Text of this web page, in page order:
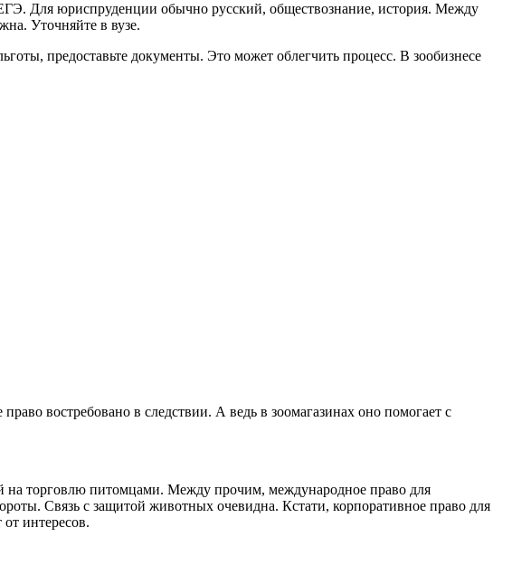
ЕГЭ. Для юриспруденции обычно русский, обществознание, история. Между
Уточняйте в вузе.
предоставьте документы. Это может облегчить процесс. В зообизнесе
востребовано в следствии. А ведь в зоомагазинах оно помогает с
на торговлю питомцами. Между прочим, международное право для
Связь с защитой животных очевидна. Кстати, корпоративное право для
интересов.